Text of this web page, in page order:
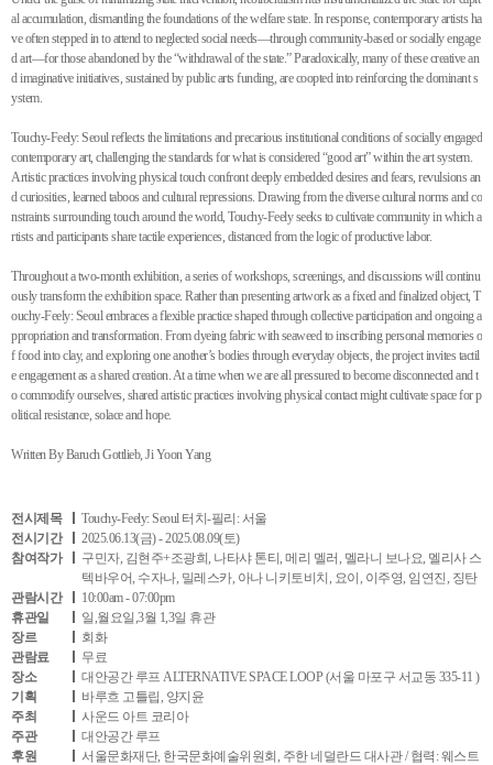
al accumulation, dismantling the foundations of the welfare state. In response, contemporary artists ha
ve often stepped in to attend to neglected social needs—through community-based or socially engage
d art—for those abandoned by the “withdrawal of the state.” Paradoxically, many of these creative an
d imaginative initiatives, sustained by public arts funding, are coopted into reinforcing the dominant s
ystem.
Touchy-Feely: Seoul reflects the limitations and precarious institutional conditions of socially engaged
contemporary art, challenging the standards for what is considered “good art” within the art system.
Artistic practices involving physical touch confront deeply embedded desires and fears, revulsions an
d curiosities, learned taboos and cultural repressions. Drawing from the diverse cultural norms and co
nstraints surrounding touch around the world, Touchy-Feely seeks to cultivate community in which a
rtists and participants share tactile experiences, distanced from the logic of productive labor.
Throughout a two-month exhibition, a series of workshops, screenings, and discussions will continu
ously transform the exhibition space. Rather than presenting artwork as a fixed and finalized object, T
ouchy-Feely: Seoul embraces a flexible practice shaped through collective participation and ongoing a
ppropriation and transformation. From dyeing fabric with seaweed to inscribing personal memories o
f food into clay, and exploring one another’s bodies through everyday objects, the project invites tactil
e engagement as a shared creation. At a time when we are all pressured to become disconnected and t
o commodify ourselves, shared artistic practices involving physical contact might cultivate space for p
olitical resistance, solace and hope.
Written By Baruch Gottlieb, Ji Yoon Yang
전시제목
Touchy-Feely: Seoul 터치-필리: 서울
전시기간
2025.06.13(금) - 2025.08.09(토)
참여작가
구민자, 김현주+조광희, 나타샤 톤티, 메리 멜러, 멜라니 보나요, 멜리사 스
텍바우어, 수자나, 밀레스카, 아나 니키토비치, 요이, 이주영, 임연진, 징탄
관람시간
10:00am - 07:00pm
휴관일
일,월요일,3월 1,3일 휴관
장르
회화
관람료
무료
장소
대안공간 루프 ALTERNATIVE SPACE LOOP (서울 마포구 서교동 335-11 )
기획
바루흐 고틀립, 양지윤
주최
사운드 아트 코리아
주관
대안공간 루프
후원
서울문화재단, 한국문화예술위원회, 주한 네덜란드 대사관 / 협력: 웨스트